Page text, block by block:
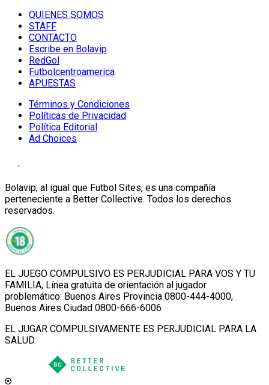
QUIENES SOMOS
STAFF
CONTACTO
Escribe en Bolavip
RedGol
Futbolcentroamerica
APUESTAS
Términos y Condiciones
Políticas de Privacidad
Política Editorial
Ad Choices
Bolavip, al igual que Futbol Sites, es una compañía
perteneciente a Better Collective. Todos los derechos
reservados.
EL JUEGO COMPULSIVO ES PERJUDICIAL PARA VOS Y TU
FAMILIA, Línea gratuita de orientación al jugador
problemático: Buenos Aires Provincia 0800-444-4000,
Buenos Aires Ciudad 0800-666-6006
EL JUGAR COMPULSIVAMENTE ES PERJUDICIAL PARA LA
SALUD.